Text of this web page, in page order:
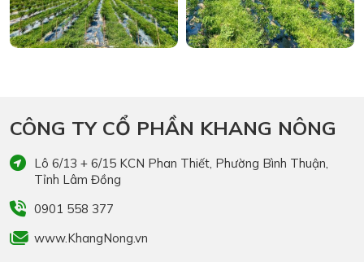
CÔNG TY CỔ PHẦN KHANG NÔNG
Lô 6/13 + 6/15 KCN Phan Thiết, Phường Bình Thuận,
Tỉnh Lâm Đồng
0901 558 377
www.KhangNong.vn